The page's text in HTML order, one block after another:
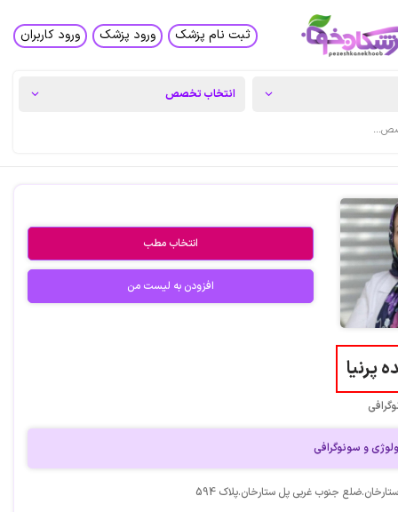
ثبت نام پزشک ورود پزشک ورود کاربران
انتخاب مطب
افزودن به لیست من
پرنیا
و سونوگرافی
جنوب غربی پل ستارخان.پلاک 594